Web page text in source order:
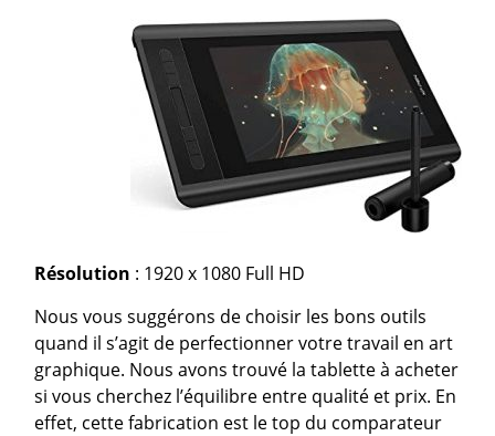
Résolution : 1920 x 1080 Full HD
Nous vous suggérons de choisir les bons outils
quand il s’agit de perfectionner votre travail en art
graphique. Nous avons trouvé la tablette à acheter
si vous cherchez l’équilibre entre qualité et prix. En
effet, cette fabrication est le top du comparateur